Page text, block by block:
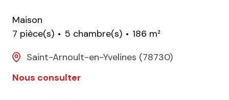
Maison
7 pièce(s)
5 chambre(s)
186 m²
Saint-Arnoult-en-Yvelines (78730)
Nous consulter